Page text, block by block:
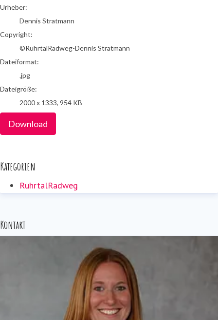
Urheber:
Dennis Stratmann
Copyright:
©RuhrtalRadweg-Dennis Stratmann
Dateiformat:
.jpg
Dateigröße:
2000 x 1333, 954 KB
Download
Kategorien
RuhrtalRadweg
Kontakt